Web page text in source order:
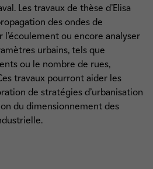
Les travaux de thèse d’Elisa
des ondes de
l’écoulement ou encore analyser
urbains, tels que
ou le nombre de rues,
travaux pourront aider les
de stratégies d’urbanisation
du dimensionnement des